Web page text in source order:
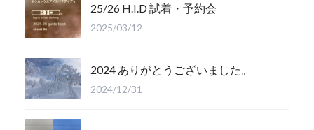
25/26 H.I.D 試着・予約会
2025/03/12
2024 ありがとうございました。
2024/12/31